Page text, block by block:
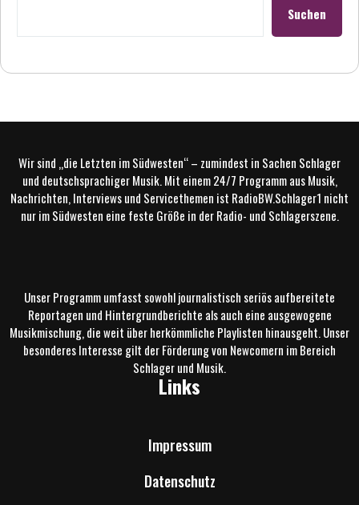
Suchen
Wir sind „die Letzten im Südwesten“ – zumindest in Sachen Schlager
und deutschsprachiger Musik. Mit einem 24/7 Programm aus Musik,
Nachrichten, Interviews und Servicethemen ist RadioBW.Schlager1 nicht
nur im Südwesten eine feste Größe in der Radio- und Schlagerszene.
Unser Programm umfasst sowohl journalistisch seriös aufbereitete
Reportagen und Hintergrundberichte als auch eine ausgewogene
Musikmischung, die weit über herkömmliche Playlisten hinausgeht. Unser
besonderes Interesse gilt der Förderung von Newcomern im Bereich
Schlager und Musik.
Links
Impressum
Datenschutz